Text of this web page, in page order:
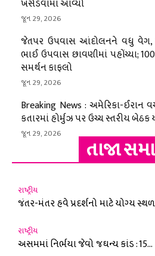
ખસેડવામાં આવ્યો
જૂન 29, 2026
જેતપર ઉપવાસ આંદોલનને વધુ વેગ,
ભાઈ ઉપવાસ છાવણીમાં પહોંચ્યા;
સમર્થન કાફલો
જૂન 29, 2026
Breaking News : અમેરિકા-ઈરાન
કતારમાં હોર્મુઝ પર ઉચ્ચ સ્તરીય બેઠક
જૂન 29, 2026
તાજા
રાષ્ટ્રીય
જંતર-મંતર હવે પ્રદર્શનો માટે યોગ્ય
રાષ્ટ્રીય
અસમમાં નિર્ભયા જેવો જઘન્ય કાંડ : 15...